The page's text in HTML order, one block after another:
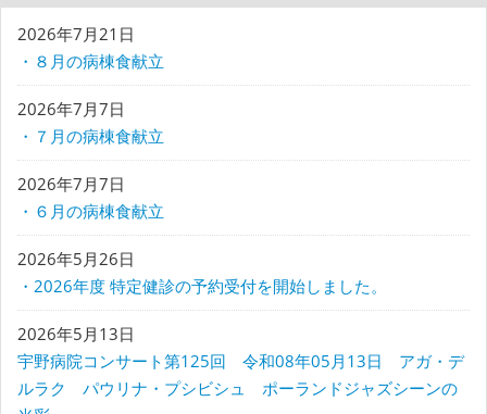
2026年7月21日
・８月の病棟食献立
2026年7月7日
・７月の病棟食献立
2026年7月7日
・６月の病棟食献立
2026年5月26日
・2026年度 特定健診の予約受付を開始しました。
2026年5月13日
宇野病院コンサート第125回 令和08年05月13日 アガ・デ
ルラク パウリナ・プシビシュ ポーランドジャズシーンの